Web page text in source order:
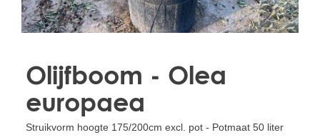
Olijfboom - Olea
europaea
Struikvorm hoogte 175/200cm excl. pot - Potmaat 50 liter